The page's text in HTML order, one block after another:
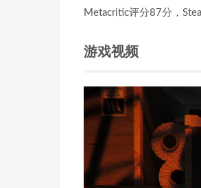
Metacritic评分87分，
游戏视频